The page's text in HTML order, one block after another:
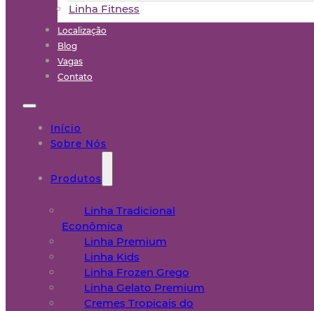
Linha Fitness
Localização
Blog
Vagas
Contato
Início
Sobre Nós
Produtos
Linha Tradicional
Econômica
Linha Premium
Linha Kids
Linha Frozen Grego
Linha Gelato Premium
Cremes Tropicais do